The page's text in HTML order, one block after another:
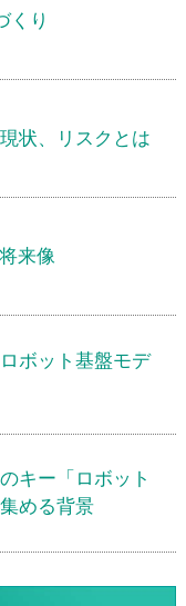
くり
状、リスクとは
来像
ボット基盤モデ
キー「ロボット
める背景